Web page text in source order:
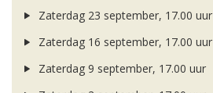
Zaterdag 23 september, 17.00 uur
Zaterdag 16 september, 17.00 uur
Zaterdag 9 september, 17.00 uur